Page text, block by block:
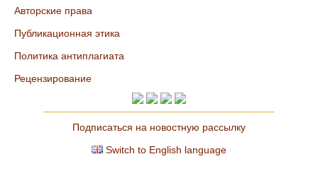
Авторские права
Публикационная этика
Политика антиплагиата
Рецензирование
Подписаться на новостную рассылку
Switch to English language